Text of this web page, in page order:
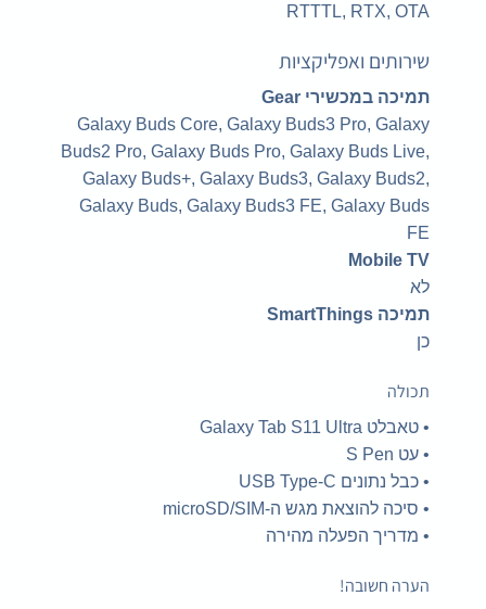
RTTTL, RTX, OTA
שירותים ואפליקציות
תמיכה במכשירי Gear
Galaxy Buds Core, Galaxy Buds3 Pro, Galaxy
Buds2 Pro, Galaxy Buds Pro, Galaxy Buds Live,
Galaxy Buds+, Galaxy Buds3, Galaxy Buds2,
Galaxy Buds, Galaxy Buds3 FE, Galaxy Buds
FE
Mobile TV
לא
תמיכה SmartThings
כן
תכולה
•טאבלט Galaxy Tab S11 Ultra
•עט S Pen
•כבל נתונים USB Type-C
•סיכה להוצאת מגש ה-microSD/SIM
•מדריך הפעלה מהירה
הערה חשובה!